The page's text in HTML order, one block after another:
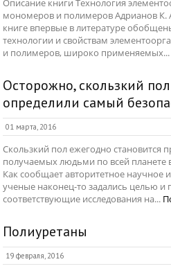
Описание книги Технология
мономеров и полимеров Адрианов
книге впервые в литературе
технологии и свойствам
и полимеров, широко применяемых...
Осторожно, скользкий
определили самый
01 марта, 2016
Скользкий пол ежегодно становится
получаемых людьми по всей планете
Как сообщает авторитетное научное
ученые наконец-то задались целью и
соответствующие исследования на...
Полиуретаны
19 февраля, 2016